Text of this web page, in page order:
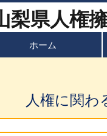
ホーム
人権に関